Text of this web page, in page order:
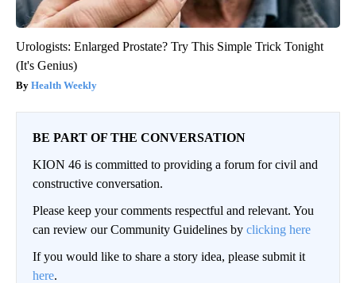
Urologists: Enlarged Prostate? Try This Simple Trick Tonight
(It's Genius)
Health Weekly
BE PART OF THE CONVERSATION
KION 46 is committed to providing a forum for civil and
constructive conversation.
Please keep your comments respectful and relevant. You
can review our Community Guidelines by clicking here
If you would like to share a story idea, please submit it
here.